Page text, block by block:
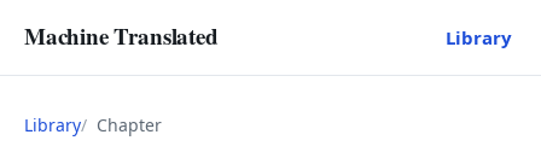
Machine Translated Library
Library Chapter